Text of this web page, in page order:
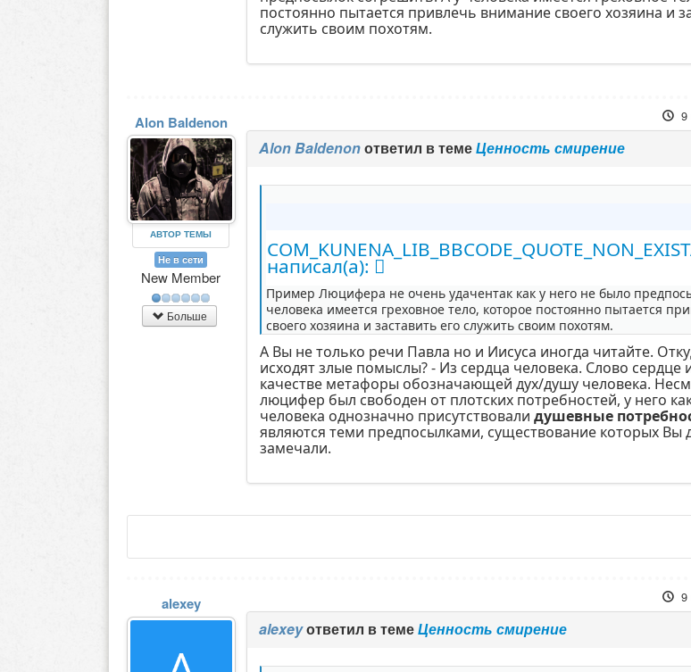
постоянно пытается привлечь внимание своего хозяина и
служить своим похотям.
Alon Baldenon
АВТОР ТЕМЫ
Не в сети
New Member
Больше
9
Alon Baldenonответил в темеЦенность смирение
написал(а):
Пример Люцифера не очень удачентак как у него не было
человека имеется греховное тело, которое постоянно пытается
своего хозяина и заставить его служить своим похотям.
А Вы не только речи Павла но и Иисуса иногда читайте.
исходят злые помыслы? - Из сердца человека. Слово сердце
качестве метафоры обозначающей дух/душу человека.
люцифер был свободен от плотских потребностей, у него
человека однозначно присутствовалидушевные
являются теми предпосылками, существование которых Вы
замечали.
alexey 9
alexeyответил в темеЦенность смирение